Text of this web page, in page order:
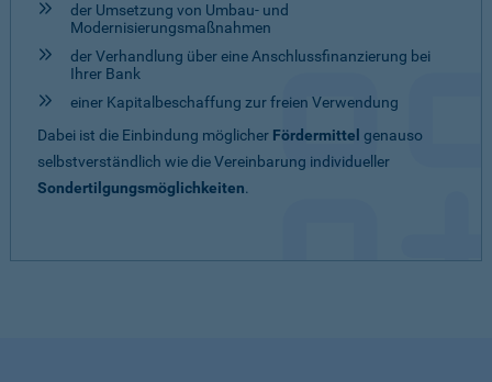
der Umsetzung von Umbau- und
Modernisierungsmaßnahmen
der Verhandlung über eine Anschlussfinanzierung bei
Ihrer Bank
einer Kapitalbeschaffung zur freien Verwendung
Dabei ist die Einbindung möglicher Fördermittel genauso
selbstverständlich wie die Vereinbarung individueller
Sondertilgungsmöglichkeiten.